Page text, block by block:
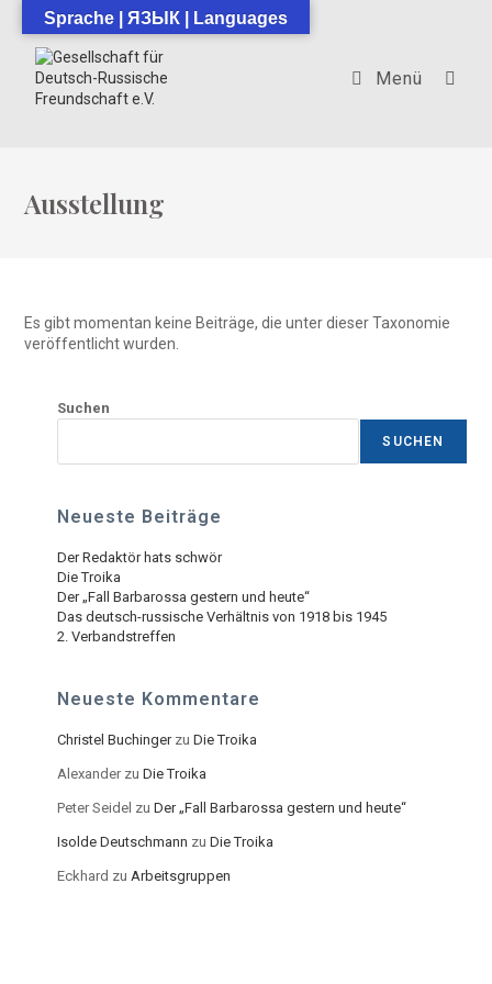
springen
Menü
Ausstellung
Es gibt momentan keine Beiträge, die unter dieser Taxonomie
veröffentlicht wurden.
Suchen
SUCHEN
Neueste Beiträge
Der Redaktör hats schwör
Die Troika
Der „Fall Barbarossa gestern und heute“
Das deutsch-russische Verhältnis von 1918 bis 1945
2. Verbandstreffen
Neueste Kommentare
Christel BuchingerzuDie Troika
AlexanderzuDie Troika
Peter Seidel zuDer „Fall Barbarossa gestern und heute“
Isolde Deutschmann zuDie Troika
Eckhard zuArbeitsgruppen
Sprache | ЯЗЫК | Languages